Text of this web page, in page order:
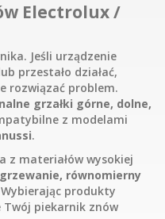
Electrolux /
Jeśli urządzenie
przestało działać,
rozwiązać problem.
grzałki górne, dolne,
z modelami
.
z materiałów wysokiej
równomierny
produkty
Twój piekarnik znów